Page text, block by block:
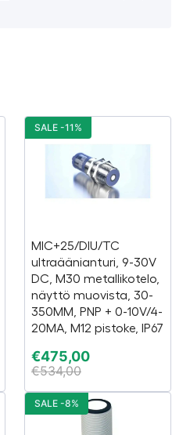
MIC+25/DIU/TC
ultraäänianturi, 9-30V
DC, M30 metallikotelo,
näyttö muovista, 30-
350MM, PNP + 0-10V/4-
20MA, M12 pistoke, IP67
€475,00
€534,00
SALE -11%
SALE -8%